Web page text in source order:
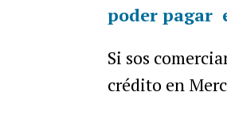
poder pagar
Si sos
crédito en